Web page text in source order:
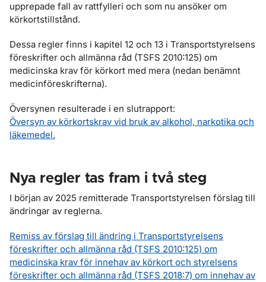
upprepade fall av rattfylleri och som nu ansöker om
körkortstillstånd.
Dessa regler finns i kapitel 12 och 13 i Transportstyrelsens
föreskrifter och allmänna råd (TSFS 2010:125) om
medicinska krav för körkort med mera (nedan benämnt
medicinföreskrifterna).
Översynen resulterade i en slutrapport:
Översyn av körkortskrav vid bruk av alkohol, narkotika och
läkemedel.
Nya regler tas fram i två steg
I början av 2025 remitterade Transportstyrelsen förslag till
ändringar av reglerna.
Remiss av förslag till ändring i Transportstyrelsens
föreskrifter och allmänna råd (TSFS 2010:125) om
medicinska krav för innehav av körkort och styrelsens
föreskrifter och allmänna råd (TSFS 2018:7) om innehav av